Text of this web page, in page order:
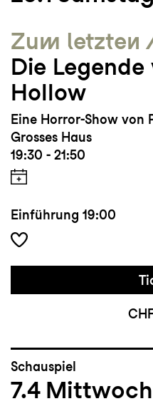
Zum letzten
Die Legende
Hollow
Eine Horror-Show von
Grosses Haus
19:30 - 21:50
Einführung 19:00
Schauspiel
7.4 Mittwoch